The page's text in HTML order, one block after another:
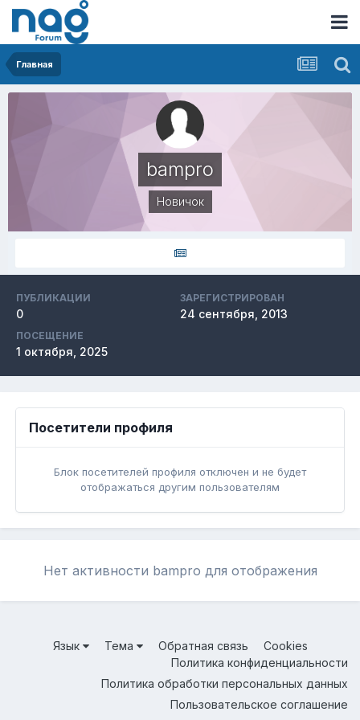
Главная
bampro
Новичок
ПУБЛИКАЦИИ
0
ЗАРЕГИСТРИРОВАН
24 сентября, 2013
ПОСЕЩЕНИЕ
1 октября, 2025
Посетители профиля
Блок посетителей профиля отключен и не будет
отображаться другим пользователям
Нет активности bampro для отображения
Язык Тема Обратная связь
Cookies
Политика конфиденциальности
Политика обработки персональных данных
Пользовательское соглашение